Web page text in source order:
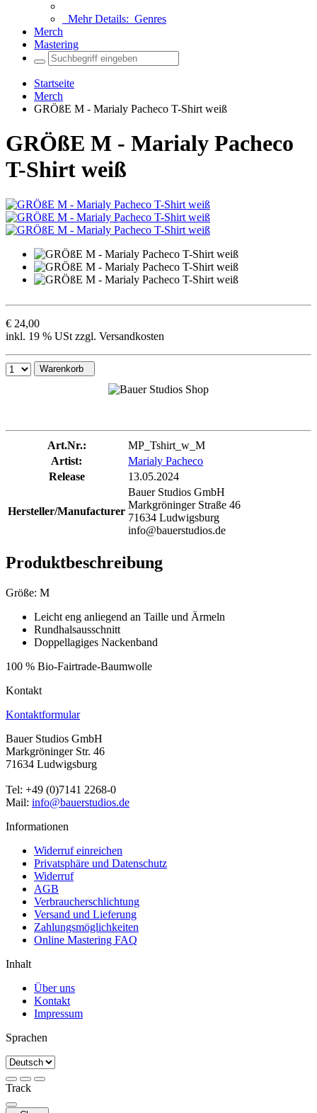
Mehr Details: Genres
Merch
Mastering
Startseite
Merch
GRÖßE M - Marialy Pacheco T-Shirt weiß
GRÖßE M - Marialy Pacheco
T-Shirt weiß
€ 24,00
inkl. 19 % USt zzgl. Versandkosten
Warenkorb
Art.Nr.:
MP_Tshirt_w_M
Artist:
Marialy Pacheco
Release
13.05.2024
Hersteller/Manufacturer
Bauer Studios GmbH
Markgröninger Straße 46
71634 Ludwigsburg
info@bauerstudios.de
Produktbeschreibung
Größe: M
Leicht eng anliegend an Taille und Ärmeln
Rundhalsausschnitt
Doppellagiges Nackenband
100 % Bio-Fairtrade-Baumwolle
Kontakt
Kontaktformular
Bauer Studios GmbH
Markgröninger Str. 46
71634 Ludwigsburg
Tel: +49 (0)7141 2268-0
Mail: info@bauerstudios.de
Informationen
Widerruf einreichen
Privatsphäre und Datenschutz
Widerruf
AGB
Verbraucherschlichtung
Versand und Lieferung
Zahlungsmöglichkeiten
Online Mastering FAQ
Inhalt
Über uns
Kontakt
Impressum
Sprachen
Track